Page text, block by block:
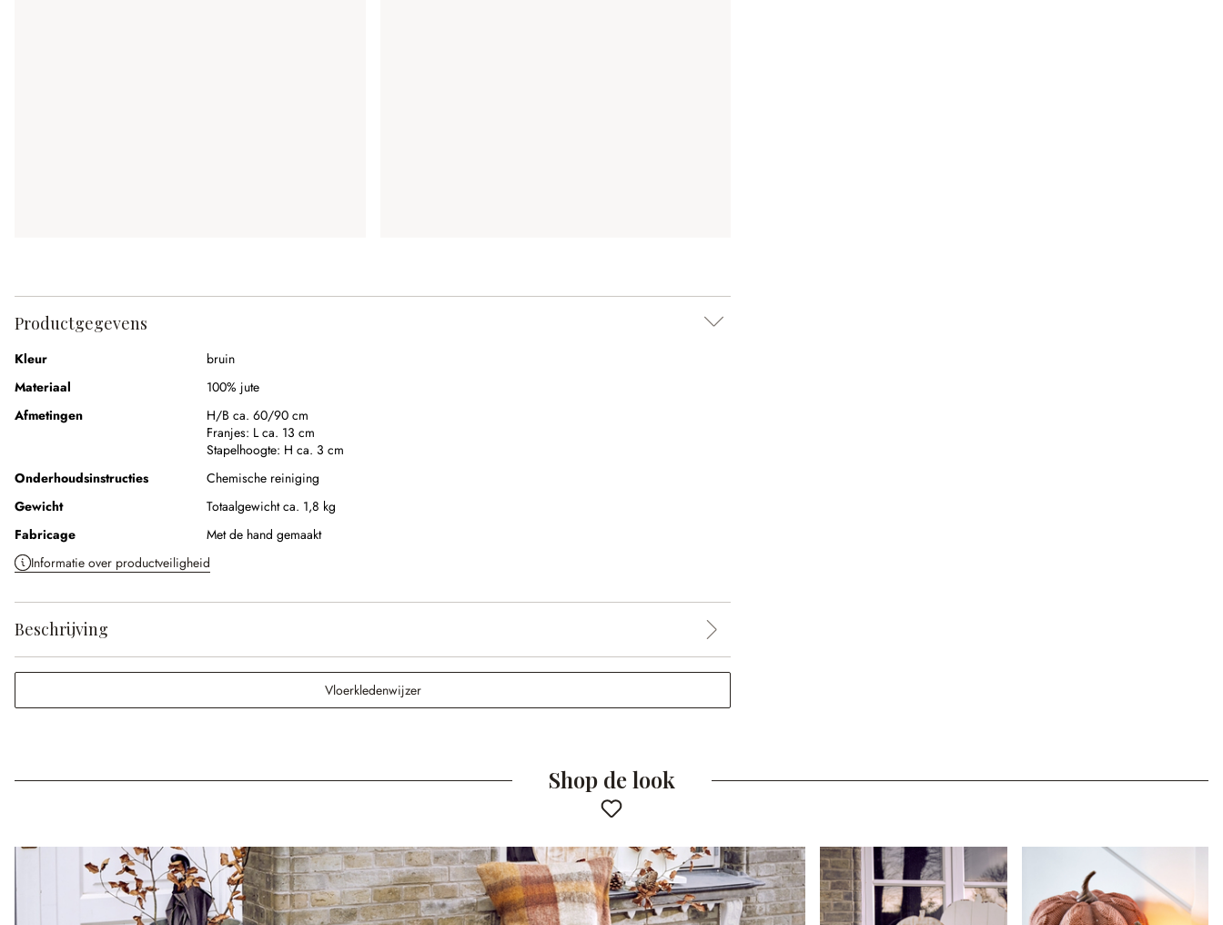
Productgegevens
Kleur
bruin
Materiaal
100% jute
Afmetingen
H/B ca. 60/90 cm
Franjes: L ca. 13 cm
Stapelhoogte: H ca. 3 cm
Onderhoudsinstructies
Chemische reiniging
Gewicht
Totaalgewicht ca. 1,8 kg
Fabricage
Met de hand gemaakt
Informatie over productveiligheid
Beschrijving
Vloerkledenwijzer
Shop de look